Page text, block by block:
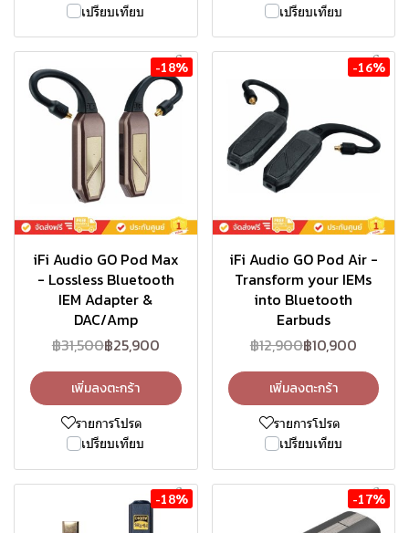
เปรียบเทียบ
เปรียบเทียบ
-18%
iFi Audio GO Pod Max
- Lossless Bluetooth
IEM Adapter &
DAC/Amp
฿31,500฿25,900
เพิ่มลงตะกร้า
รายการโปรด
เปรียบเทียบ
-16%
iFi Audio GO Pod Air -
Transform your IEMs
into Bluetooth
Earbuds
฿12,900฿10,900
เพิ่มลงตะกร้า
รายการโปรด
เปรียบเทียบ
-18% -17%